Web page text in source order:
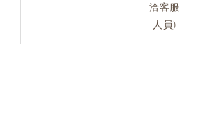
洽客服
人員)